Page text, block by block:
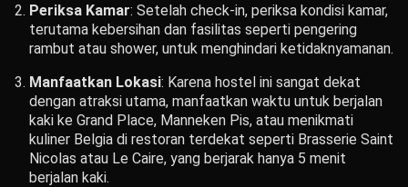
Periksa Kamar: Setelah check-in, periksa kondisi kamar,
terutama kebersihan dan fasilitas seperti pengering
rambut atau shower, untuk menghindari ketidaknyamanan.
Manfaatkan Lokasi: Karena hostel ini sangat dekat
dengan atraksi utama, manfaatkan waktu untuk berjalan
kaki ke Grand Place, Manneken Pis, atau menikmati
kuliner Belgia di restoran terdekat seperti Brasserie Saint
Nicolas atau Le Caire, yang berjarak hanya 5 menit
berjalan kaki.